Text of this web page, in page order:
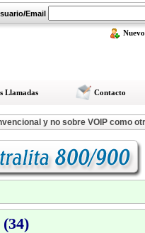
Email
Llamadas Contacto
y no sobre VOIP como